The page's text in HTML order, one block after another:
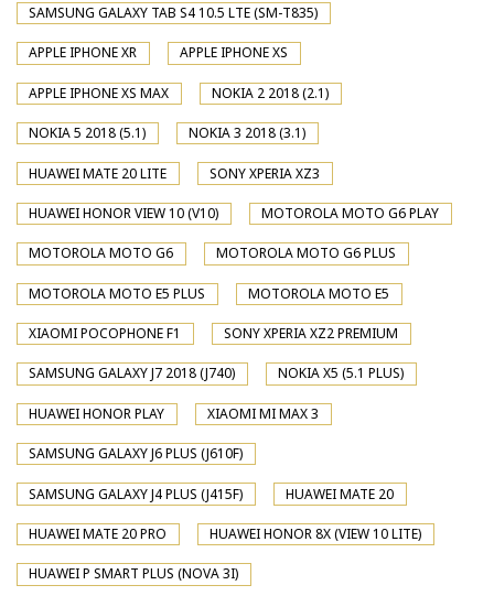
SAMSUNG GALAXY TAB S4 10.5 LTE (SM-T835)
APPLE IPHONE XR APPLE IPHONE XS
APPLE IPHONE XS MAX NOKIA 2 2018 (2.1)
NOKIA 5 2018 (5.1) NOKIA 3 2018 (3.1)
HUAWEI MATE 20 LITE SONY XPERIA XZ3
HUAWEI HONOR VIEW 10 (V10) MOTOROLA MOTO G6 PLAY
MOTOROLA MOTO G6 MOTOROLA MOTO G6 PLUS
MOTOROLA MOTO E5 PLUS MOTOROLA MOTO E5
XIAOMI POCOPHONE F1 SONY XPERIA XZ2 PREMIUM
SAMSUNG GALAXY J7 2018 (J740) NOKIA X5 (5.1 PLUS)
HUAWEI HONOR PLAY XIAOMI MI MAX 3
SAMSUNG GALAXY J6 PLUS (J610F)
SAMSUNG GALAXY J4 PLUS (J415F) HUAWEI MATE 20
HUAWEI MATE 20 PRO HUAWEI HONOR 8X (VIEW 10 LITE)
HUAWEI P SMART PLUS (NOVA 3I)